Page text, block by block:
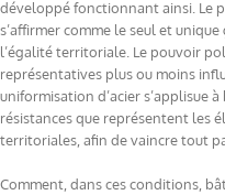
développé fonctionnant ainsi. Le
s’affirmer comme le seul et
l’égalité territoriale. Le pouvoir
représentatives plus ou moins
uniformisation d’acier s’applisue
résistances que représentent les
territoriales, afin de vaincre tout
Comment, dans ces conditions,